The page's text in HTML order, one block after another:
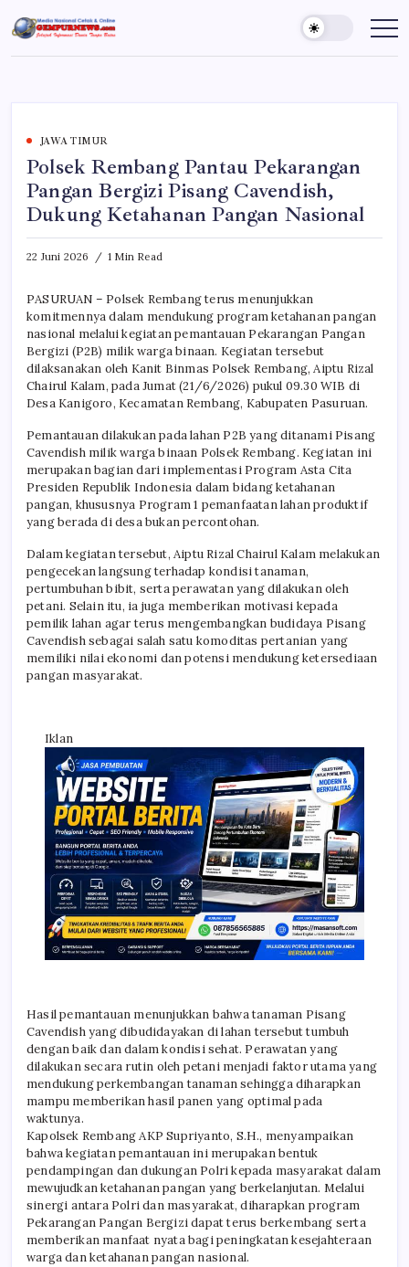
to
content
Gempur
News
Jelajah
Dunia
JAWA TIMUR
Polsek Rembang Pantau Pekarangan
Pangan Bergizi Pisang Cavendish,
Dukung Ketahanan Pangan Nasional
22 Juni 2026 1 Min Read
PASURUAN – Polsek Rembang terus menunjukkan
komitmennya dalam mendukung program ketahanan pangan
nasional melalui kegiatan pemantauan Pekarangan Pangan
Bergizi (P2B) milik warga binaan. Kegiatan tersebut
dilaksanakan oleh Kanit Binmas Polsek Rembang, Aiptu Rizal
Chairul Kalam, pada Jumat (21/6/2026) pukul 09.30 WIB di
Desa Kanigoro, Kecamatan Rembang, Kabupaten Pasuruan.
Pemantauan dilakukan pada lahan P2B yang ditanami Pisang
Cavendish milik warga binaan Polsek Rembang. Kegiatan ini
merupakan bagian dari implementasi Program Asta Cita
Presiden Republik Indonesia dalam bidang ketahanan
pangan, khususnya Program 1 pemanfaatan lahan produktif
yang berada di desa bukan percontohan.
Dalam kegiatan tersebut, Aiptu Rizal Chairul Kalam melakukan
pengecekan langsung terhadap kondisi tanaman,
pertumbuhan bibit, serta perawatan yang dilakukan oleh
petani. Selain itu, ia juga memberikan motivasi kepada
pemilik lahan agar terus mengembangkan budidaya Pisang
Cavendish sebagai salah satu komoditas pertanian yang
memiliki nilai ekonomi dan potensi mendukung ketersediaan
pangan masyarakat.
Iklan
Hasil pemantauan menunjukkan bahwa tanaman Pisang
Cavendish yang dibudidayakan di lahan tersebut tumbuh
dengan baik dan dalam kondisi sehat. Perawatan yang
dilakukan secara rutin oleh petani menjadi faktor utama yang
mendukung perkembangan tanaman sehingga diharapkan
mampu memberikan hasil panen yang optimal pada
waktunya.
Kapolsek Rembang AKP Supriyanto, S.H., menyampaikan
bahwa kegiatan pemantauan ini merupakan bentuk
pendampingan dan dukungan Polri kepada masyarakat dalam
mewujudkan ketahanan pangan yang berkelanjutan. Melalui
sinergi antara Polri dan masyarakat, diharapkan program
Pekarangan Pangan Bergizi dapat terus berkembang serta
memberikan manfaat nyata bagi peningkatan kesejahteraan
warga dan ketahanan pangan nasional.